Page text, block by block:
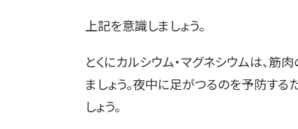
上記を意識しましょう。
とくにカルシウム・マグネシウムは、
ましょう。夜中に足がつるのを予防す
しょう。